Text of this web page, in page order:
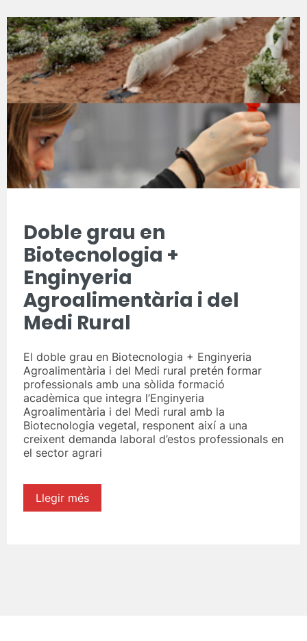
Doble grau en
Biotecnologia +
Enginyeria
Agroalimentària i del
Medi Rural
El doble grau en Biotecnologia + Enginyeria
Agroalimentària i del Medi rural pretén formar
professionals amb una sòlida formació
acadèmica que integra l’Enginyeria
Agroalimentària i del Medi rural amb la
Biotecnologia vegetal, responent així a una
creixent demanda laboral d’estos professionals en
el sector agrari
Llegir més